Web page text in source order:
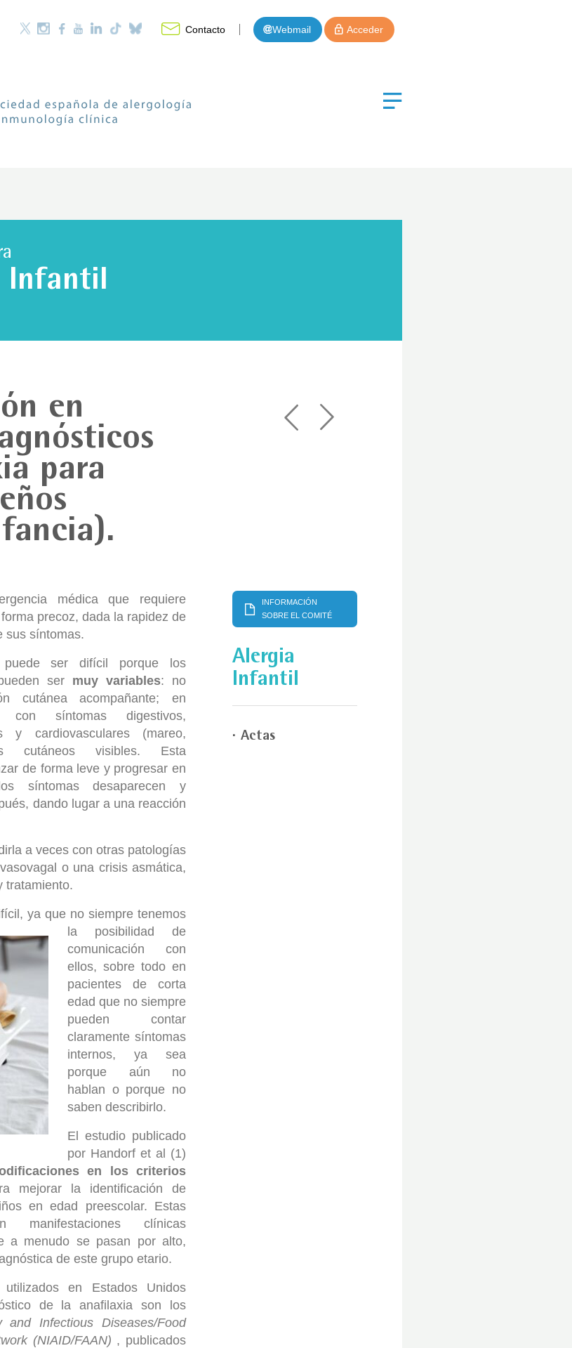
Contacto Webmail Acceder
Infantil
en
para
médica que requiere
precoz, dada la rapidez de
sus síntomas.
ser difícil porque los
ser muy variables: no
cutánea acompañante; en
con síntomas digestivos,
y cardiovasculares (mareo,
cutáneos visibles. Esta
de forma leve y progresar en
síntomas desaparecen y
dando lugar a una reacción
a veces con otras patologías
o una crisis asmática,
tratamiento.
ya que no siempre tenemos
la posibilidad de
comunicación con
ellos, sobre todo en
pacientes de corta
edad que no siempre
pueden contar
claramente síntomas
internos, ya sea
porque aún no
hablan o porque no
saben describirlo.
El estudio publicado
por Handorf et al (1)
en los criterios
mejorar la identificación de
en edad preescolar. Estas
manifestaciones clínicas
a menudo se pasan por alto,
de este grupo etario.
en Estados Unidos
de la anafilaxia son los
Infectious Diseases/Food
(NIAID/FAAN) , publicados
INFORMACIÓN
SOBRE EL COMITÉ
Alergia
Infantil
Actas